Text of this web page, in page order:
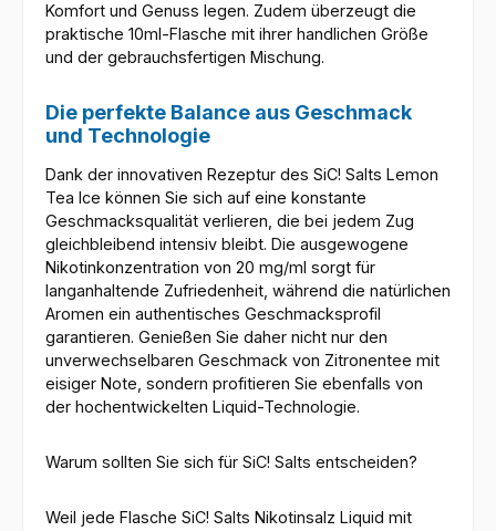
Komfort und Genuss legen. Zudem überzeugt die
praktische 10ml-Flasche mit ihrer handlichen Größe
und der gebrauchsfertigen Mischung.
Die perfekte Balance aus Geschmack
und Technologie
Dank der innovativen Rezeptur des SiC! Salts Lemon
Tea Ice können Sie sich auf eine konstante
Geschmacksqualität verlieren, die bei jedem Zug
gleichbleibend intensiv bleibt. Die ausgewogene
Nikotinkonzentration von 20 mg/ml sorgt für
langanhaltende Zufriedenheit, während die natürlichen
Aromen ein authentisches Geschmacksprofil
garantieren. Genießen Sie daher nicht nur den
unverwechselbaren Geschmack von Zitronentee mit
eisiger Note, sondern profitieren Sie ebenfalls von
der hochentwickelten Liquid-Technologie.
Warum sollten Sie sich für SiC! Salts entscheiden?
Weil jede Flasche SiC! Salts Nikotinsalz Liquid mit